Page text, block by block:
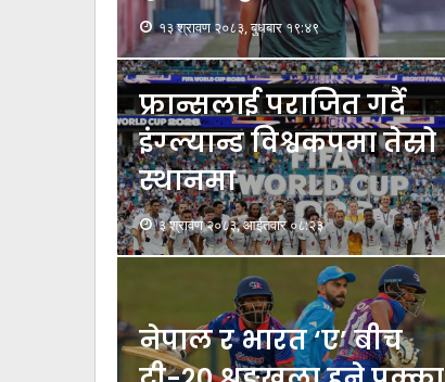
१३ श्रावण २०८३, बुधबार १९:४९
फ्रान्सलाई पराजित गर्दै
इंग्ल्यान्ड विश्वकपमा तेस्रो
स्थानमा
३ श्रावण २०८३, आईतवार ०८:२३
नेपाल र भारत ‘ए’ बीच